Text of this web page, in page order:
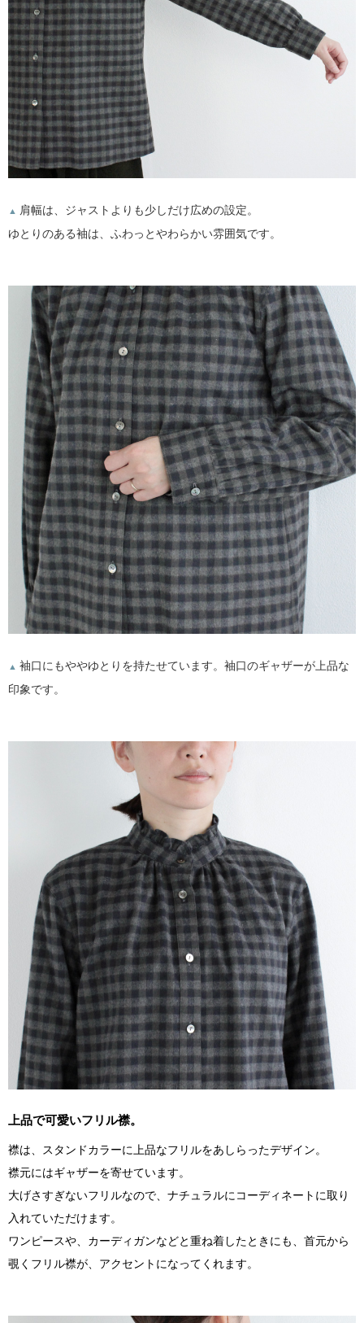
▲ 肩幅は、ジャストよりも少しだけ広めの設定。
ゆとりのある袖は、ふわっとやわらかい雰囲気です。
▲ 袖口にもややゆとりを持たせています。袖口のギャザーが上品な
印象です。
上品で可愛いフリル襟。
襟は、スタンドカラーに上品なフリルをあしらったデザイン。
襟元にはギャザーを寄せています。
大げさすぎないフリルなので、ナチュラルにコーディネートに取り
入れていただけます。
ワンピースや、カーディガンなどと重ね着したときにも、首元から
覗くフリル襟が、アクセントになってくれます。